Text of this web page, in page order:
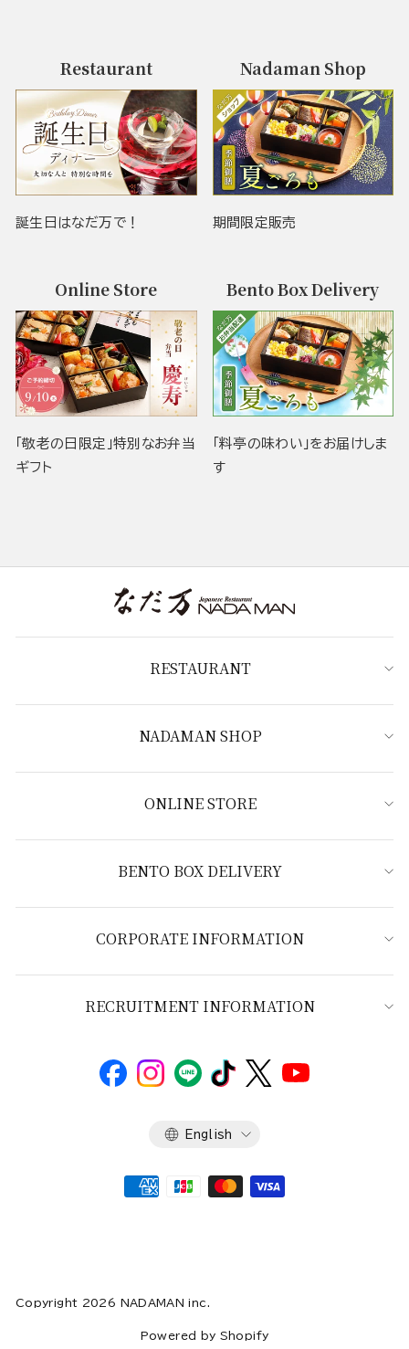
Restaurant
誕生日はなだ万で！
Nadaman Shop
期間限定販売
Online Store
「敬老の日限定」特別なお弁当
ギフト
Bento Box Delivery
「料亭の味わい」をお届けしま
す
RESTAURANT
NADAMAN SHOP
ONLINE STORE
BENTO BOX DELIVERY
CORPORATE INFORMATION
RECRUITMENT INFORMATION
Language
English
Copyright 2026 NADAMAN inc.
Powered by Shopify